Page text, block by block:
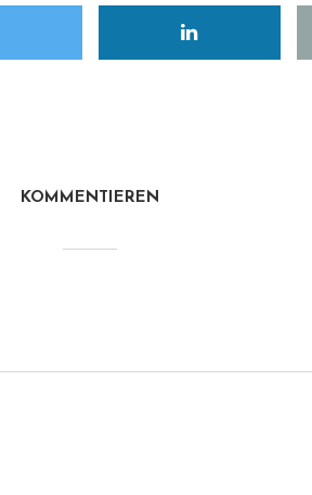
KOMMENTIEREN